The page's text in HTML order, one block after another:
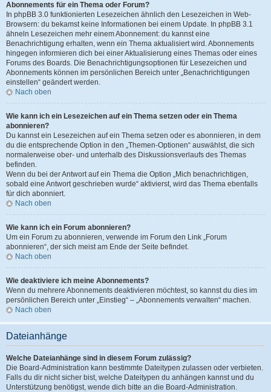
Abonnements für ein Thema oder Forum?
In phpBB 3.0 funktionierten Lesezeichen ähnlich den Lesezeichen in Web-
Browsern: du bekamst keine Informationen bei einem Update. In phpBB 3.1
ähneln Lesezeichen mehr einem Abonnement: du kannst eine
Benachrichtigung erhalten, wenn ein Thema aktualisiert wird. Abonnements
hingegen informieren dich bei einer Aktualisierung eines Themas oder eines
Forums des Boards. Die Benachrichtigungsoptionen für Lesezeichen und
Abonnements können im persönlichen Bereich unter „Benachrichtigungen
einstellen“ geändert werden.
Nach oben
Wie kann ich ein Lesezeichen auf ein Thema setzen oder ein Thema
abonnieren?
Du kannst ein Lesezeichen auf ein Thema setzen oder es abonnieren, in dem
du die entsprechende Option in den „Themen-Optionen“ auswählst, die sich
normalerweise ober- und unterhalb des Diskussionsverlaufs des Themas
befinden.
Wenn du bei der Antwort auf ein Thema die Option „Mich benachrichtigen,
sobald eine Antwort geschrieben wurde“ aktivierst, wird das Thema ebenfalls
für dich abonniert.
Nach oben
Wie kann ich ein Forum abonnieren?
Um ein Forum zu abonnieren, verwende im Forum den Link „Forum
abonnieren“, der sich meist am Ende der Seite befindet.
Nach oben
Wie deaktiviere ich meine Abonnements?
Wenn du mehrere Abonnements deaktivieren möchtest, so kannst du dies im
persönlichen Bereich unter „Einstieg“ – „Abonnements verwalten“ machen.
Nach oben
Dateianhänge
Welche Dateianhänge sind in diesem Forum zulässig?
Die Board-Administration kann bestimmte Dateitypen zulassen oder verbieten.
Falls du dir nicht sicher bist, welche Dateitypen du anhängen kannst und du
Unterstützung benötigst, wende dich bitte an die Board-Administration.